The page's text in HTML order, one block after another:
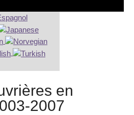
en
2007